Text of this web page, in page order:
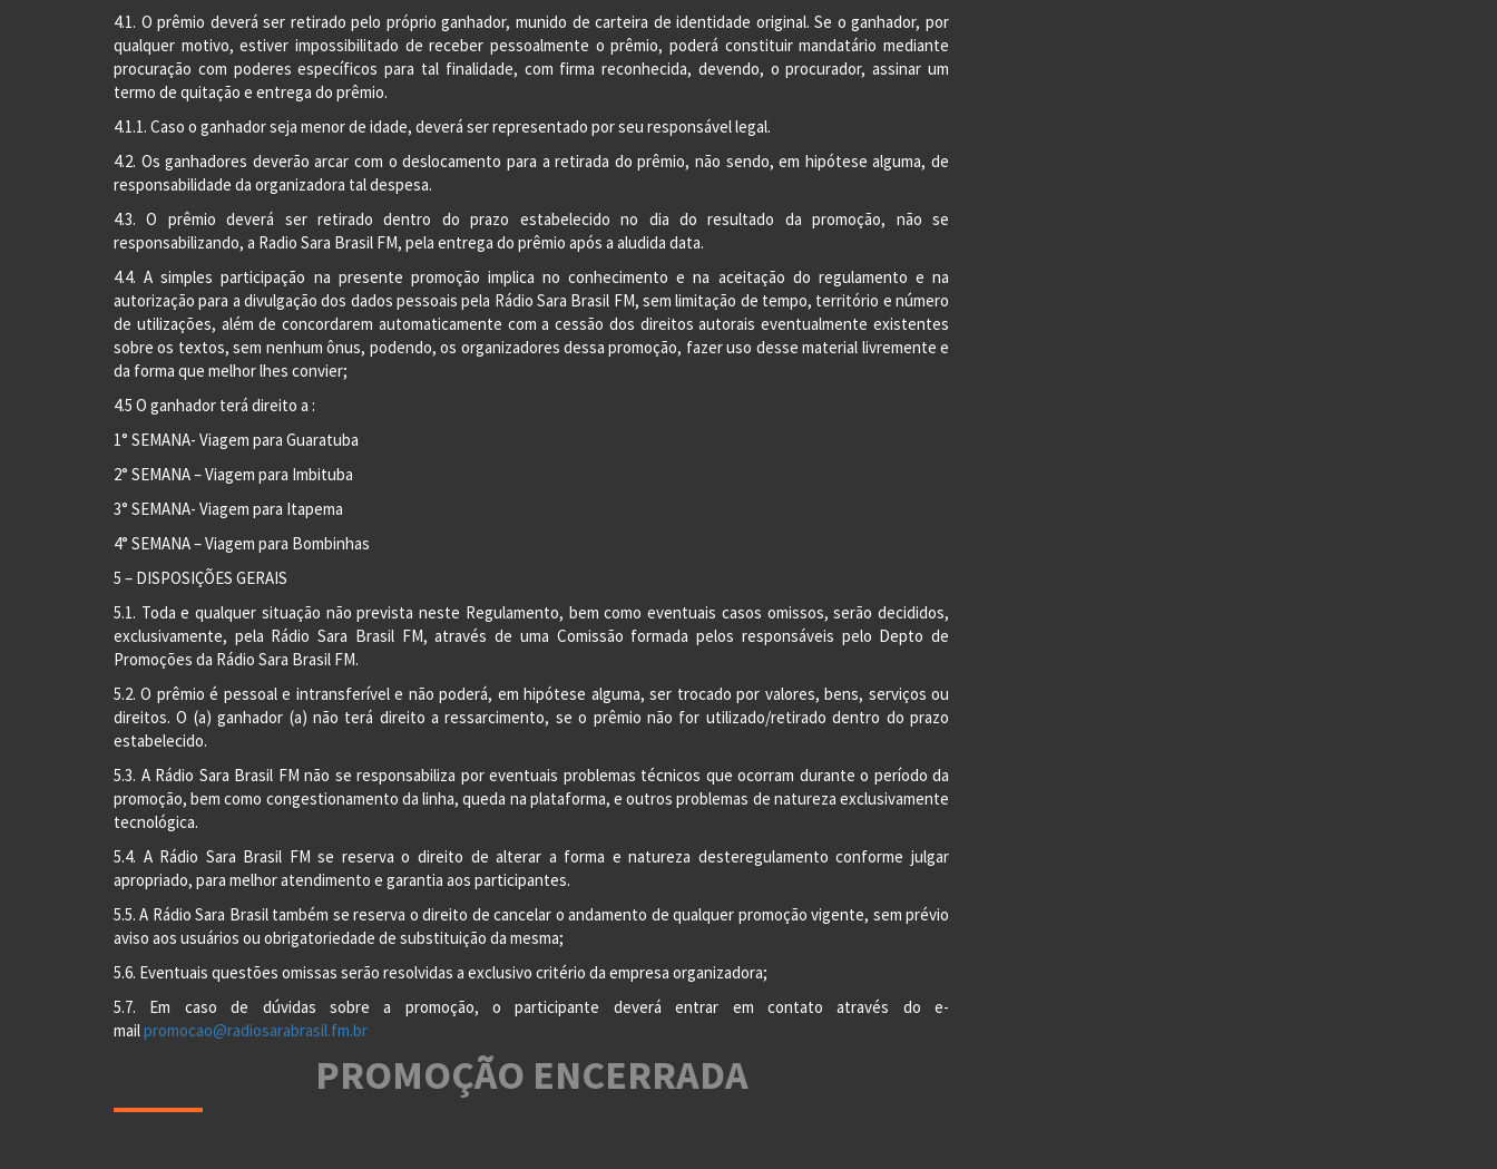
4.1. O prêmio deverá ser retirado pelo próprio ganhador, munido de carteira de identidade original. Se o ganhador, por
qualquer motivo, estiver impossibilitado de receber pessoalmente o prêmio, poderá constituir mandatário mediante
procuração com poderes específicos para tal finalidade, com firma reconhecida, devendo, o procurador, assinar um
termo de quitação e entrega do prêmio.
4.1.1. Caso o ganhador seja menor de idade, deverá ser representado por seu responsável legal.
4.2. Os ganhadores deverão arcar com o deslocamento para a retirada do prêmio, não sendo, em hipótese alguma, de
responsabilidade da organizadora tal despesa.
4.3. O prêmio deverá ser retirado dentro do prazo estabelecido no dia do resultado da promoção, não se
responsabilizando, a Radio Sara Brasil FM, pela entrega do prêmio após a aludida data.
4.4. A simples participação na presente promoção implica no conhecimento e na aceitação do regulamento e na
autorização para a divulgação dos dados pessoais pela Rádio Sara Brasil FM, sem limitação de tempo, território e número
de utilizações, além de concordarem automaticamente com a cessão dos direitos autorais eventualmente existentes
sobre os textos, sem nenhum ônus, podendo, os organizadores dessa promoção, fazer uso desse material livremente e
da forma que melhor lhes convier;
4.5 O ganhador terá direito a :
1° SEMANA- Viagem para Guaratuba
2° SEMANA – Viagem para Imbituba
3° SEMANA- Viagem para Itapema
4° SEMANA – Viagem para Bombinhas
5 – DISPOSIÇÕES GERAIS
5.1. Toda e qualquer situação não prevista neste Regulamento, bem como eventuais casos omissos, serão decididos,
exclusivamente, pela Rádio Sara Brasil FM, através de uma Comissão formada pelos responsáveis pelo Depto de
Promoções da Rádio Sara Brasil FM.
5.2. O prêmio é pessoal e intransferível e não poderá, em hipótese alguma, ser trocado por valores, bens, serviços ou
direitos. O (a) ganhador (a) não terá direito a ressarcimento, se o prêmio não for utilizado/retirado dentro do prazo
estabelecido.
5.3. A Rádio Sara Brasil FM não se responsabiliza por eventuais problemas técnicos que ocorram durante o período da
promoção, bem como congestionamento da linha, queda na plataforma, e outros problemas de natureza exclusivamente
tecnológica.
5.4. A Rádio Sara Brasil FM se reserva o direito de alterar a forma e natureza desteregulamento conforme julgar
apropriado, para melhor atendimento e garantia aos participantes.
5.5. A Rádio Sara Brasil também se reserva o direito de cancelar o andamento de qualquer promoção vigente, sem prévio
aviso aos usuários ou obrigatoriedade de substituição da mesma;
5.6. Eventuais questões omissas serão resolvidas a exclusivo critério da empresa organizadora;
5.7. Em caso de dúvidas sobre a promoção, o participante deverá entrar em contato através do e-
mailpromocao@radiosarabrasil.fm.br
PROMOÇÃO ENCERRADA